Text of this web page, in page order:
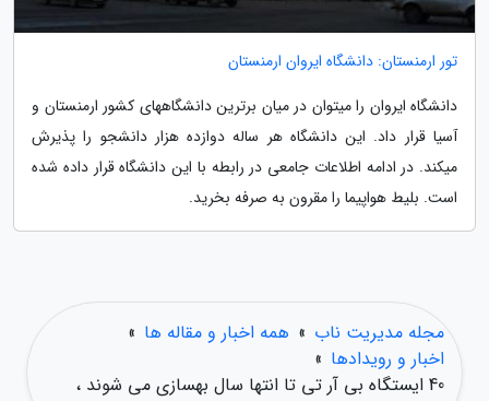
تور ارمنستان: دانشگاه ایروان ارمنستان
دانشگاه ایروان را میتوان در میان برترین دانشگاههای کشور ارمنستان و
آسیا قرار داد. این دانشگاه هر ساله دوازده هزار دانشجو را پذیرش
میکند. در ادامه اطلاعات جامعی در رابطه با این دانشگاه قرار داده شده
است. بلیط هواپیما را مقرون به صرفه بخرید.
مجله مدیریت ناب » همه اخبار و مقاله ها »
اخبار و رویدادها »
40 ایستگاه بی آر تی تا انتها سال بهسازی می شوند ،